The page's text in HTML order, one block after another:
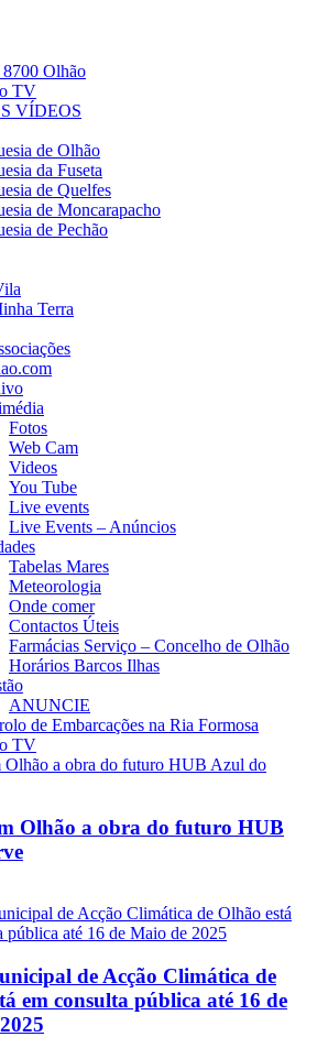
Olhão
TV
VÍDEOS
de Olhão
da Fuseta
de Quelfes
de Moncarapacho
de Pechão
Terra
Fotos
Web Cam
Videos
You Tube
Live events
Live Events – Anúncios
Tabelas Mares
Meteorologia
Onde comer
Contactos Úteis
Farmácias Serviço – Concelho de Olhão
Horários Barcos Ilhas
ANUNCIE
de Embarcações na Ria Formosa
TV
Olhão a obra do futuro HUB
de Acção Climática de
em consulta pública até 16 de